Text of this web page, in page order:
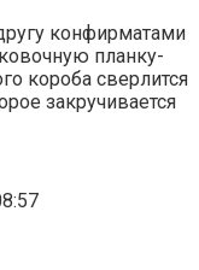
конфирматами
планку-
короба сверлится
закручивается